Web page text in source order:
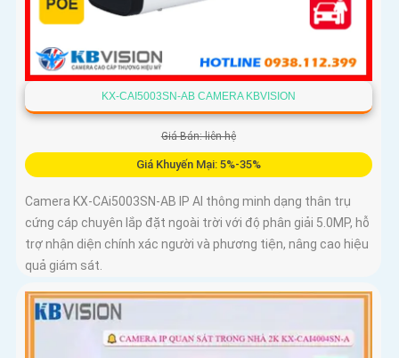
KX-CAI5003SN-AB CAMERA KBVISION
Giá Bán: liên hệ
Giá Khuyến Mại: 5%-35%
Camera KX-CAi5003SN-AB IP AI thông minh dạng thân trụ
cứng cáp chuyên lắp đặt ngoài trời với độ phân giải 5.0MP, hỗ
trợ nhận diện chính xác người và phương tiện, nâng cao hiệu
quả giám sát.